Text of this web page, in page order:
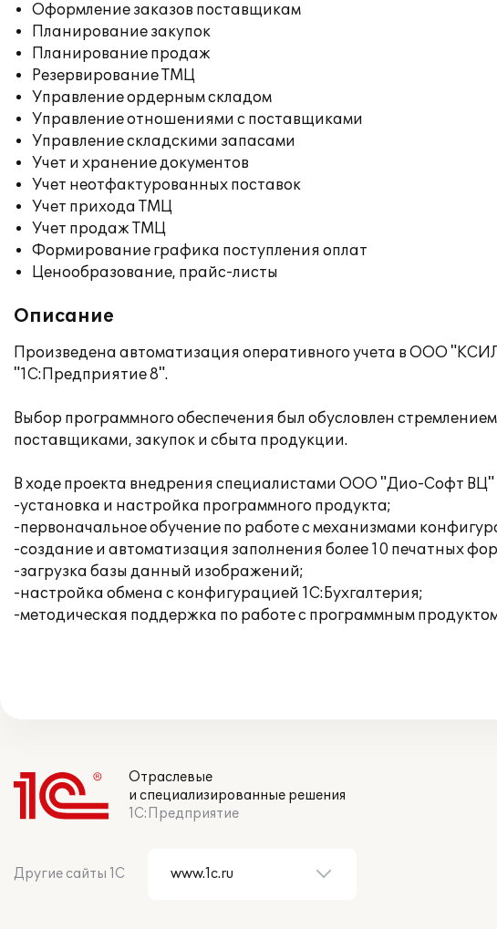
Оформление заказов поставщикам
Планирование закупок
Планирование продаж
Резервирование ТМЦ
Управление ордерным складом
Управление отношениями с поставщиками
Управление складскими запасами
Учет и хранение документов
Учет неотфактурованных поставок
Учет прихода ТМЦ
Учет продаж ТМЦ
Формирование графика поступления оплат
Ценообразование, прайс-листы
Описание
Произведена автоматизация оперативного учета в ООО
"1С:Предприятие 8".
Выбор программного обеспечения был обусловлен
поставщиками, закупок и сбыта продукции.
В ходе проекта внедрения специалистами ООО "Дио-Софт ВЦ"
-установка и настройка программного продукта;
-первоначальное обучение по работе с механизмами
-создание и автоматизация заполнения более 10 печатных
-загрузка базы данный изображений;
-настройка обмена с конфигурацией 1С:Бухгалтерия;
-методическая поддержка по работе с программным
Отраслевые
и специализированные решения
1С:Предприятие
Другие сайты 1С